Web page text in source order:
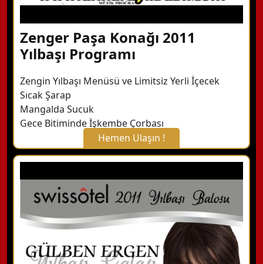
Zenger Paşa Konağı 2011
Yılbaşı Programı
Zengin Yılbaşı Menüsü ve Limitsiz Yerli İçecek
Sıcak Şarap
Mangalda Sucuk
Gece Bitiminde İşkembe Çorbası
Hemen Ulaşın !
X Kapat
WhatsApp ile Bilgi Alın
Hemen Arayın